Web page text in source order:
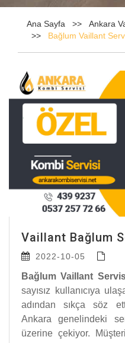
Ana Sayfa
Ankara
Bağlum Vaillant
Vaillant Bağlum
2022-10-05
Bağlum Vaillant
sayısız kullanıcıya
adından sıkça söz
Ankara genelindeki
üzerine çekiyor.